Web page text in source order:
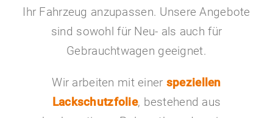
Ihr Fahrzeug anzupassen. Unsere Angebote
sind sowohl für Neu- als auch für
Gebrauchtwagen geeignet.
Wir arbeiten mit einer speziellen
Lackschutzfolie, bestehend aus